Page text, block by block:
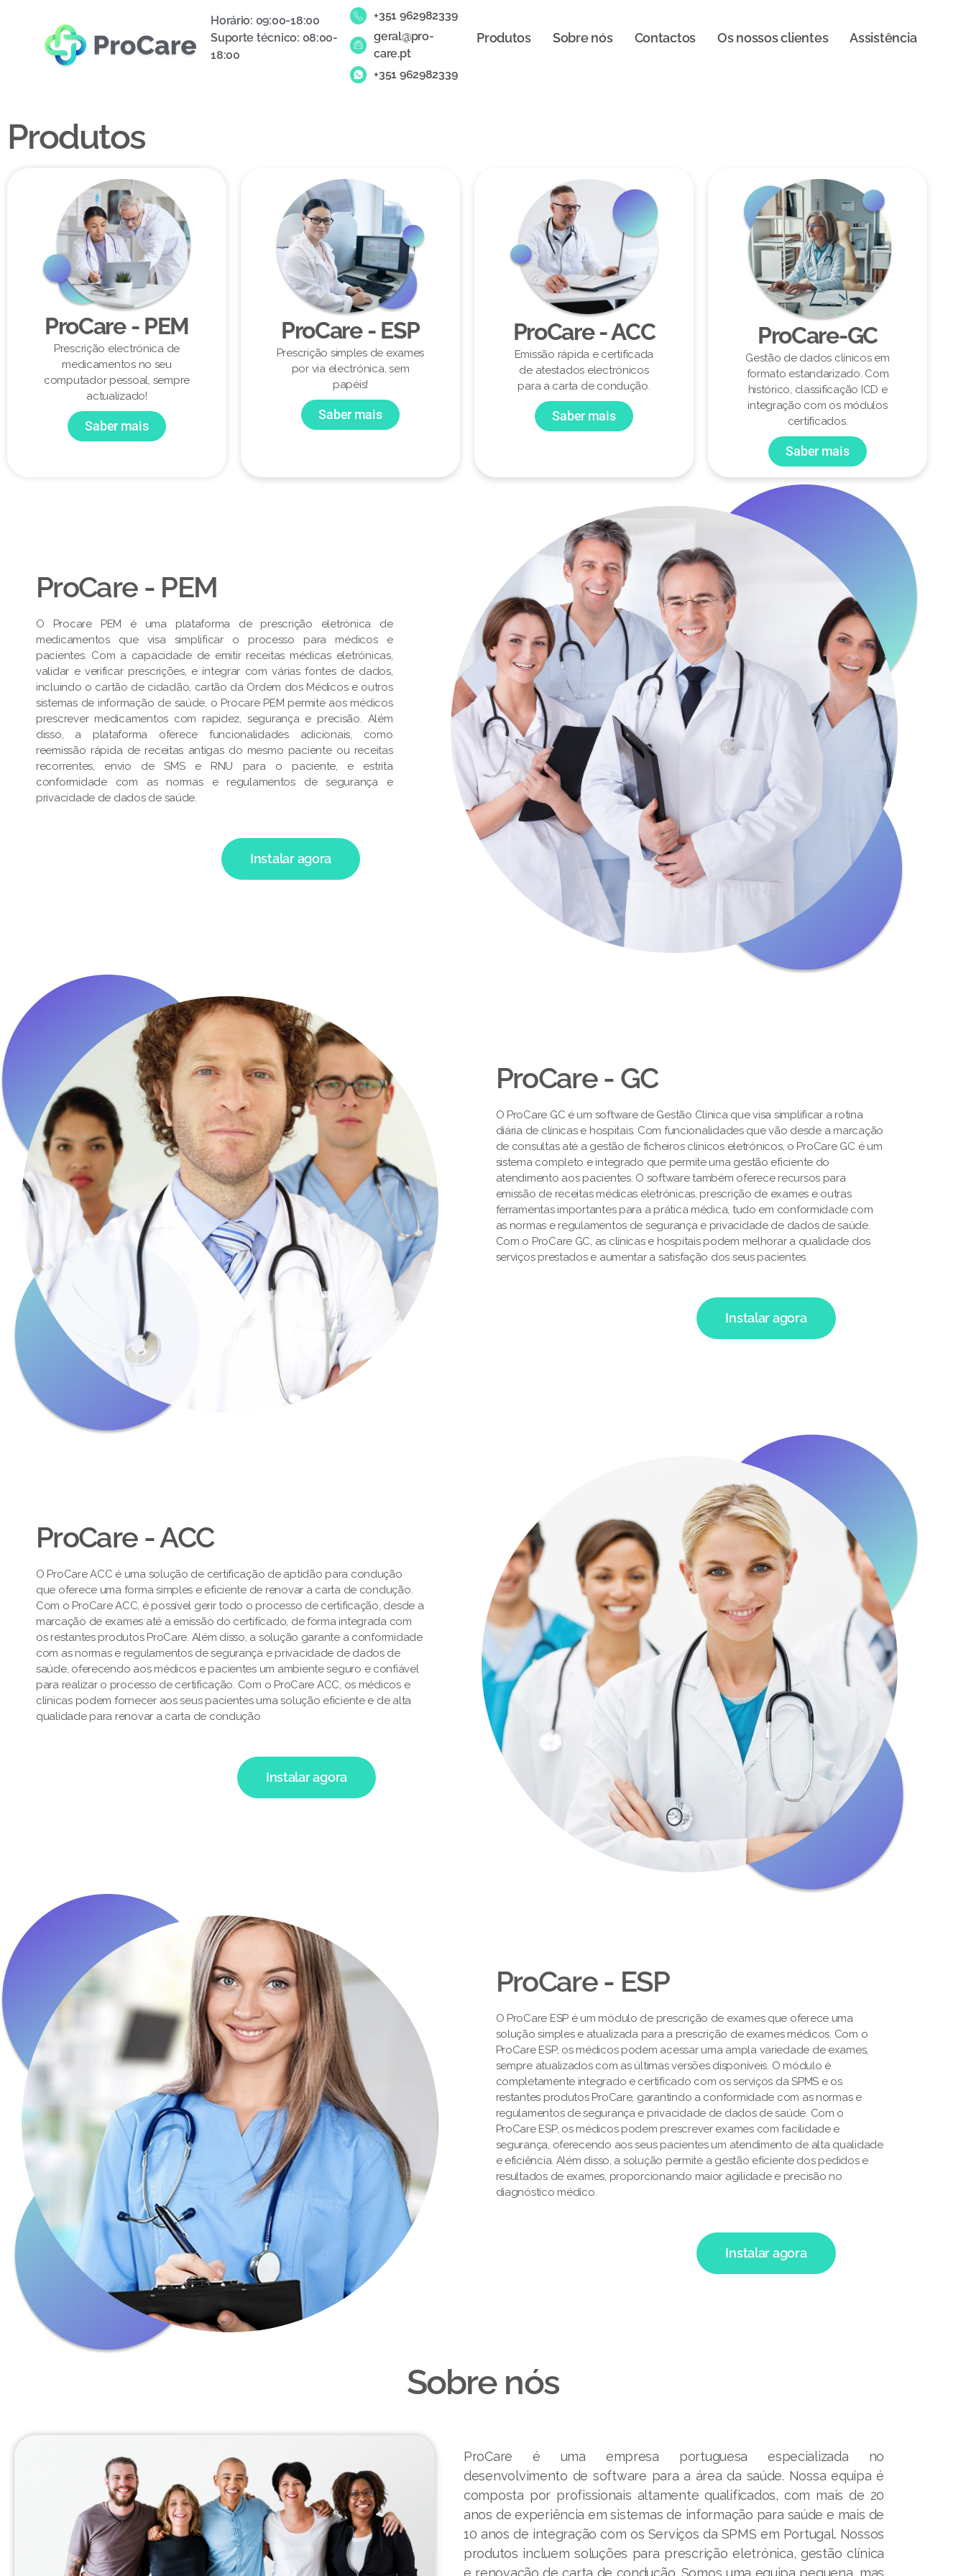
Horário: 09:00-18:00
Suporte técnico: 08:00-
18:00
+351 962982339
geral@pro-
care.pt
+351 962982339
Produtos Sobre nós Contactos Os nossos clientes Assistência
Produtos
ProCare - PEM
Prescrição electrónica de
medicamentos no seu
computador pessoal, sempre
actualizado!
Saber mais
ProCare - ESP
Prescrição simples de exames
por via electrónica, sem
papéis!
Saber mais
ProCare - ACC
Emissão rápida e certificada
de atestados electrónicos
para a carta de condução.
Saber mais
ProCare-GC
Gestão de dados clínicos em
formato estandarizado. Com
histórico, classificação ICD e
integração com os módulos
certificados.
Saber mais
ProCare - PEM​
O Procare PEM é uma plataforma de prescrição eletrónica de
medicamentos que visa simplificar o processo para médicos e
pacientes. Com a capacidade de emitir receitas médicas eletrónicas,
validar e verificar prescrições, e integrar com várias fontes de dados,
incluindo o cartão de cidadão, cartão da Ordem dos Médicos e outros
sistemas de informação de saúde, o Procare PEM permite aos médicos
prescrever medicamentos com rapidez, segurança e precisão. Além
disso, a plataforma oferece funcionalidades adicionais, como
reemissão rápida de receitas antigas do mesmo paciente ou receitas
recorrentes, envio de SMS e RNU para o paciente, e estrita
conformidade com as normas e regulamentos de segurança e
privacidade de dados de saúde.
Instalar agora
ProCare - GC
O ProCare GC é um software de Gestão Clínica que visa simplificar a rotina
diária de clínicas e hospitais. Com funcionalidades que vão desde a marcação
de consultas até a gestão de ficheiros clínicos eletrónicos, o ProCare GC é um
sistema completo e integrado que permite uma gestão eficiente do
atendimento aos pacientes. O software também oferece recursos para
emissão de receitas médicas eletrónicas, prescrição de exames e outras
ferramentas importantes para a prática médica, tudo em conformidade com
as normas e regulamentos de segurança e privacidade de dados de saúde.
Com o ProCare GC, as clínicas e hospitais podem melhorar a qualidade dos
serviços prestados e aumentar a satisfação dos seus pacientes.
Instalar agora
ProCare - ACC
O ProCare ACC é uma solução de certificação de aptidão para condução
que oferece uma forma simples e eficiente de renovar a carta de condução.
Com o ProCare ACC, é possível gerir todo o processo de certificação, desde a
marcação de exames até a emissão do certificado, de forma integrada com
os restantes produtos ProCare. Além disso, a solução garante a conformidade
com as normas e regulamentos de segurança e privacidade de dados de
saúde, oferecendo aos médicos e pacientes um ambiente seguro e confiável
para realizar o processo de certificação. Com o ProCare ACC, os médicos e
clínicas podem fornecer aos seus pacientes uma solução eficiente e de alta
qualidade para renovar a carta de condução
Instalar agora
ProCare - ESP
O ProCare ESP é um módulo de prescrição de exames que oferece uma
solução simples e atualizada para a prescrição de exames médicos. Com o
ProCare ESP, os médicos podem acessar uma ampla variedade de exames,
sempre atualizados com as últimas versões disponíveis. O módulo é
completamente integrado e certificado com os serviços da SPMS e os
restantes produtos ProCare, garantindo a conformidade com as normas e
regulamentos de segurança e privacidade de dados de saúde. Com o
ProCare ESP, os médicos podem prescrever exames com facilidade e
segurança, oferecendo aos seus pacientes um atendimento de alta qualidade
e eficiência. Além disso, a solução permite a gestão eficiente dos pedidos e
resultados de exames, proporcionando maior agilidade e precisão no
diagnóstico médico.
Instalar agora
Sobre nós
ProCare é uma empresa portuguesa especializada no
desenvolvimento de software para a área da saúde. Nossa equipa é
composta por profissionais altamente qualificados, com mais de 20
anos de experiência em sistemas de informação para saúde e mais de
10 anos de integração com os Serviços da SPMS em Portugal. Nossos
produtos incluem soluções para prescrição eletrónica, gestão clínica
e renovação de carta de condução. Somos uma equipa pequena, mas